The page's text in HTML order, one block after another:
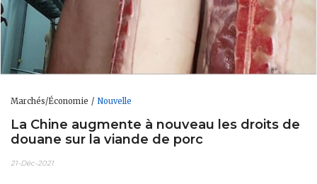
Marchés/Économie Nouvelle
La Chine augmente à nouveau les droits de
douane sur la viande de porc
21-Déc-2021